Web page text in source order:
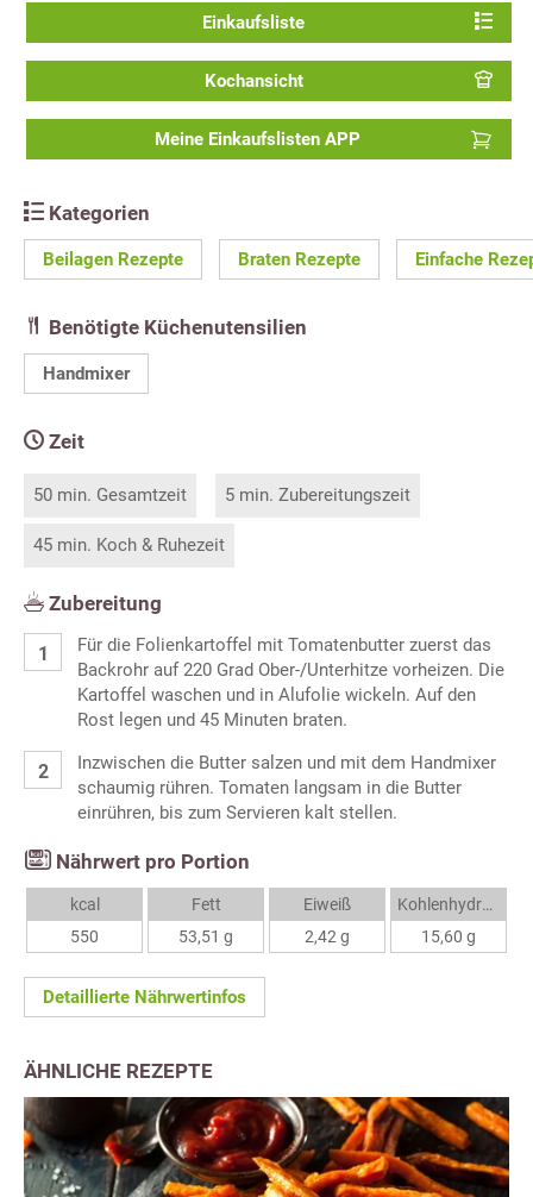
Einkaufsliste
Kochansicht
Meine Einkaufslisten APP
Kategorien
Beilagen Rezepte Braten Rezepte Einfache
Benötigte Küchenutensilien
Handmixer
Zeit
50 min. Gesamtzeit 5 min. Zubereitungszeit
45 min. Koch & Ruhezeit
Zubereitung
Für die Folienkartoffel mit Tomatenbutter zuerst das
Backrohr auf 220 Grad Ober-/Unterhitze vorheizen. Die
Kartoffel waschen und in Alufolie wickeln. Auf den
Rost legen und 45 Minuten braten.
Inzwischen die Butter salzen und mit dem Handmixer
schaumig rühren. Tomaten langsam in die Butter
einrühren, bis zum Servieren kalt stellen.
Nährwert pro Portion
kcal
550
Fett
53,51 g
Eiweiß
2,42 g
Kohlenhydrate
15,60 g
Detaillierte Nährwertinfos
ÄHNLICHE REZEPTE